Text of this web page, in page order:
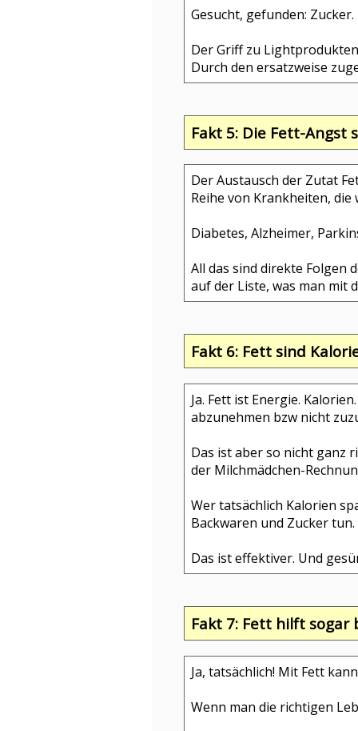
Gesucht, gefunden: Zucker.
Der Griff zu
Durch den ersatzweise
Fakt 5: Die Fett-Angst
Der Austausch der Zutat
Reihe von Krankheiten,
Diabetes, Alzheimer,
All das sind direkte Folgen
auf der Liste, was man mit
Fakt 6: Fett sind
Ja. Fett ist Energie.
abzunehmen bzw nicht
Das ist aber so nicht ganz
der Milchmädchen-
Wer tatsächlich Kalorien
Backwaren und Zucker
Das ist effektiver. Und
Fakt 7: Fett hilft sogar
Ja, tatsächlich! Mit Fett
Wenn man die richtigen